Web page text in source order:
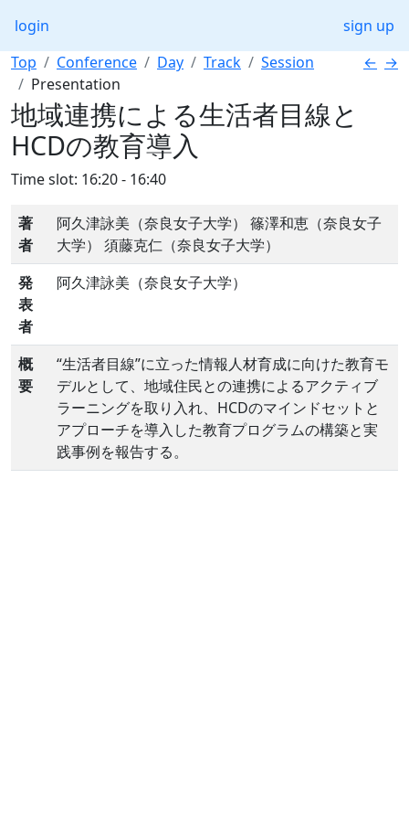
login
sign up
← →
Top Conference Day Track
Session
Presentation
地域連携による生活者目線と
HCDの教育導入
Time slot: 16:20 - 16:40
著
者
阿久津詠美（奈良女子大学） 篠澤和恵（奈良女子
大学） 須藤克仁（奈良女子大学）
発
表
者
阿久津詠美（奈良女子大学）
概
要
“生活者目線”に立った情報人材育成に向けた教育モ
デルとして、地域住民との連携によるアクティブ
ラーニングを取り入れ、HCDのマインドセットと
アプローチを導入した教育プログラムの構築と実
践事例を報告する。